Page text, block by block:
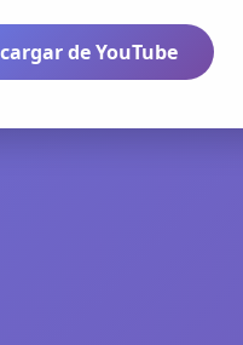
de YouTube